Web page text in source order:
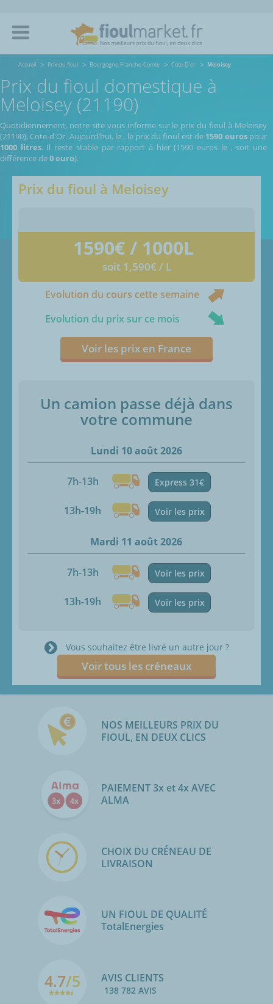
Accueil Prix du fioul Bourgogne-Franche-Comte Cote-D'or Meloisey
Prix du fioul domestique à
Meloisey (21190)
Quotidiennement, notre site vous informe sur le prix du fioul à Meloisey
(21190), Cote-d'Or. Aujourd’hui, le , le prix du fioul est de 1590 eurospour
1000 litres. Il reste stable par rapport à hier (1590 euros le , soit une
différence de0 euro).
Prix du fioul à Meloisey
1590€ / 1000L
soit 1,590€ / L
Evolution du cours cette semaine
Evolution du prix sur ce mois
Voir les prix en France
Un camion passe déjà dans
votre commune
Lundi 10 août 2026
7h-13h Express 31€
13h-19h Voir les prix
Mardi 11 août 2026
7h-13h Voir les prix
13h-19h Voir les prix
Vous souhaitez être livré un autre jour ?
Voir tous les créneaux
NOS MEILLEURS PRIX DU
FIOUL, EN DEUX CLICS
PAIEMENT 3x et 4x AVEC
ALMA
CHOIX DU CRÉNEAU DE
LIVRAISON
UN FIOUL DE QUALITÉ
TotalEnergies
4.7/5 AVIS CLIENTS
138 782 AVIS